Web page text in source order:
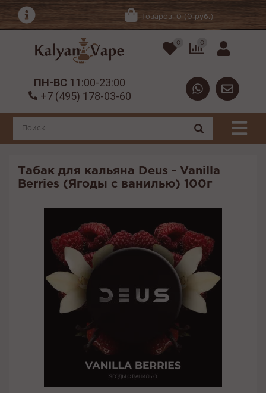
Товаров: 0 (0 руб.)
0 0
ПН-ВС 11:00-23:00
+7 (495) 178-03-60
Табак для кальяна Deus - Vanilla
Berries (Ягоды с ванилью) 100г